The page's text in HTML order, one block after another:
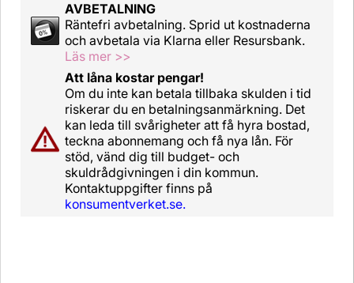
AVBETALNING
Räntefri avbetalning. Sprid ut kostnaderna
och avbetala via Klarna eller Resursbank.
Läs mer >>
Att låna kostar pengar!
Om du inte kan betala tillbaka skulden i tid
riskerar du en betalningsanmärkning. Det
kan leda till svårigheter att få hyra bostad,
teckna abonnemang och få nya lån. För
stöd, vänd dig till budget- och
skuldrådgivningen i din kommun.
Kontaktuppgifter finns på
konsumentverket.se.